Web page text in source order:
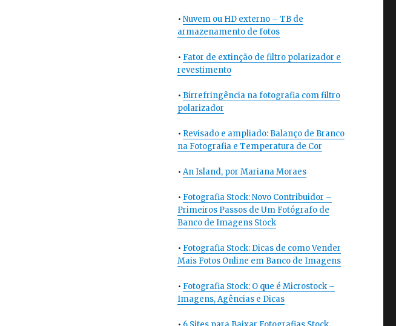
• Nuvem ou HD externo – TB de
armazenamento de fotos
• Fator de extinção de filtro polarizador e
revestimento
• Birrefringência na fotografia com filtro
polarizador
• Revisado e ampliado: Balanço de Branco
na Fotografia e Temperatura de Cor
• An Island, por Mariana Moraes
• Fotografia Stock: Novo Contribuidor –
Primeiros Passos de Um Fotógrafo de
Banco de Imagens Stock
• Fotografia Stock: Dicas de como Vender
Mais Fotos Online em Banco de Imagens
• Fotografia Stock: O que é Microstock –
Imagens, Agências e Dicas